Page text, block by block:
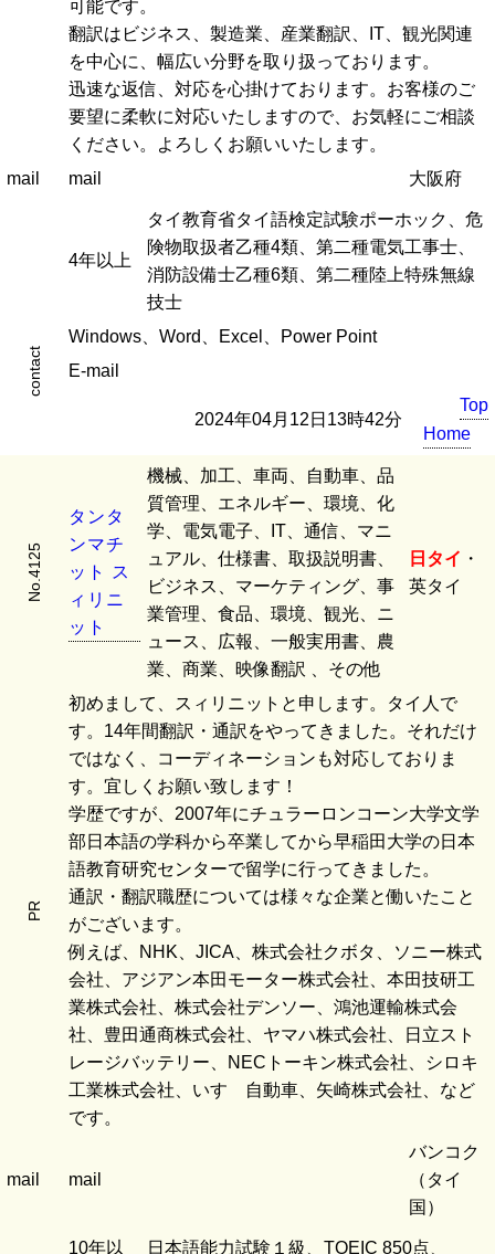
可能です。
翻訳はビジネス、製造業、産業翻訳、IT、観光関連
を中心に、幅広い分野を取り扱っております。
迅速な返信、対応を心掛けております。お客様のご
要望に柔軟に対応いたしますので、お気軽にご相談
ください。よろしくお願いいたします。
mail
mail 大阪府
4年以上
タイ教育省タイ語検定試験ポーホック、危
険物取扱者乙種4類、第二種電気工事士、
消防設備士乙種6類、第二種陸上特殊無線
技士
Windows、Word、Excel、Power Point
contact E-mail
2024年04月12日13時42分
Top
Home
No.4125
タ ン タ
ンマチ
ッ ト
ス
ィ リ ニ
ッ ト
機械、加工、車両、自動車、品
質管理、エネルギー、環境、化
学、電気電子、IT、通信、マニ
ュアル、仕様書、取扱説明書、
ビジネス、マーケティング、事
業管理、食品、環境、観光、ニ
ュース、広報、一般実用書、農
業、商業、映像翻訳 、その他
日タイ ・
英タイ
PR
初めまして、スィリニットと申します。タイ人で
す。14年間翻訳・通訳をやってきました。それだけ
ではなく、コーディネーションも対応しておりま
す。宜しくお願い致します！
学歴ですが、2007年にチュラーロンコーン大学文学
部日本語の学科から卒業してから早稲田大学の日本
語教育研究センターで留学に行ってきました。
通訳・翻訳職歴については様々な企業と働いたこと
がございます。
例えば、NHK、JICA、株式会社クボタ、ソニー株式
会社、アジアン本田モーター株式会社、本田技研工
業株式会社、株式会社デンソー、鴻池運輸株式会
社、豊田通商株式会社、ヤマハ株式会社、日立スト
レージバッテリー、NECトーキン株式会社、シロキ
工業株式会社、いすゞ自動車、矢崎株式会社、など
です。
mail mail
バンコク
（タイ
国）
10年以
日本語能力試験１級、TOEIC 850点、